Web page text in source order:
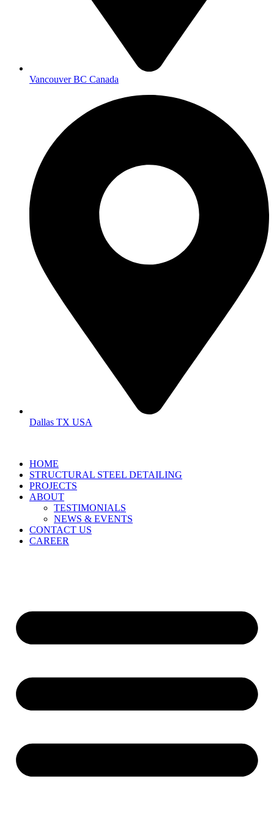
Vancouver BC Canada
Dallas TX USA
HOME
STRUCTURAL STEEL DETAILING
PROJECTS
ABOUT
TESTIMONIALS
NEWS & EVENTS
CONTACT US
CAREER